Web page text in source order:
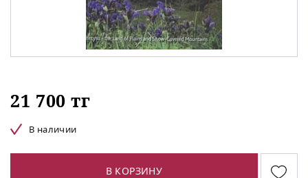
21 700 тг
В наличии
В КОРЗИНУ